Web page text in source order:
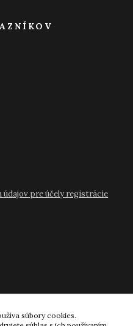
údajov pre účely registrácie
súbory cookies.